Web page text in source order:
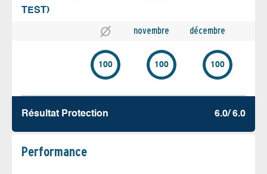
TEST)
novembre décembre
100 100 100
Résultat Protection 6.0/ 6.0
Performance